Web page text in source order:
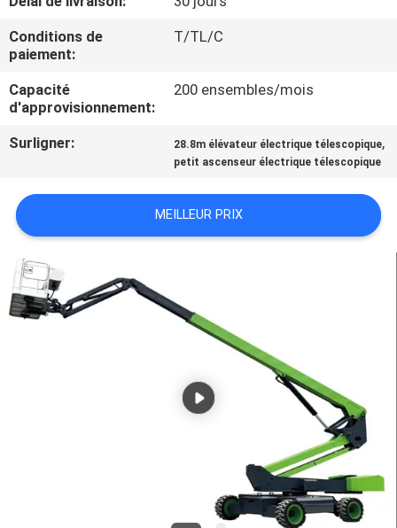
DE
LA
QUALITÉ
NOUS
NOUVELLES
DEMANDEZ
UN DEVIS
Conditions de
paiement:
T/TL/C
Capacité
d'approvisionnement:
200 ensembles/mois
Surligner: 28.8m élévateur électrique télescopique,
petit ascenseur électrique télescopique
MEILLEUR PRIX